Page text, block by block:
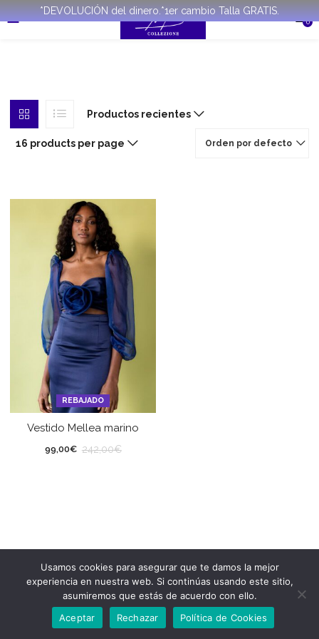
*DEVOLUCIÓN del dinero.*1er cambio Talla GRATIS.
0
Productos recientes
Orden por defecto
16 products per page
REBAJADO
Vestido Mellea marino
99,00€ 242,00€
Usamos cookies para asegurar que te damos la mejor
experiencia en nuestra web. Si continúas usando este sitio,
asumiremos que estás de acuerdo con ello.
Aceptar
Rechazar Política de Cookies